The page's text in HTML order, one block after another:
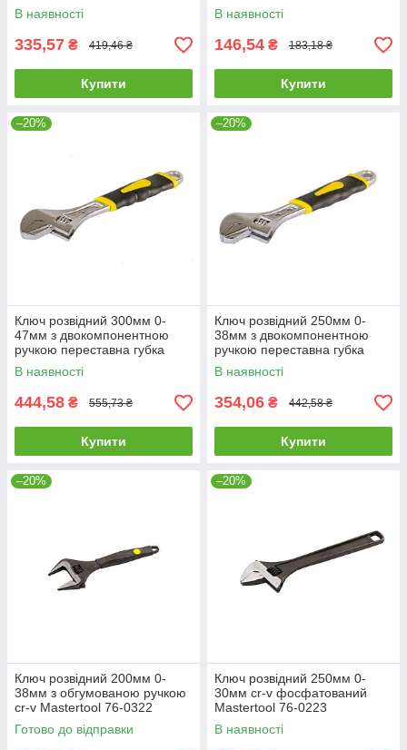
В наявності
335,57 ₴ 419,46 ₴
Купити
В наявності
146,54 ₴ 183,18 ₴
Купити
–20%
Ключ розвідний 300мм 0-
47мм з двокомпонентною
ручкою переставна губка
Mastertool 76-0424
В наявності
444,58 ₴ 555,73 ₴
Купити
–20%
Ключ розвідний 250мм 0-
38мм з двокомпонентною
ручкою переставна губка
Mastertool 76-0423
В наявності
354,06 ₴ 442,58 ₴
Купити
–20%
Ключ розвідний 200мм 0-
38мм з обгумованою ручкою
cr-v Mastertool 76-0322
Готово до відправки
–20%
Ключ розвідний 250мм 0-
30мм cr-v фосфатований
Mastertool 76-0223
В наявності